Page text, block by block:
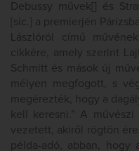
Debussy művek[] és
[sic.] a premierjén
Lászlóról című
cikkére, amely szerint
Schmitt és mások új
mélyen megfogott, s
megérezték, hogy a
kell keresni.” A művészi
vezetett, akiről rögtön
példa-adó, abban, hogy